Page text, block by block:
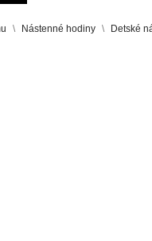
Nástenné hodiny Detské